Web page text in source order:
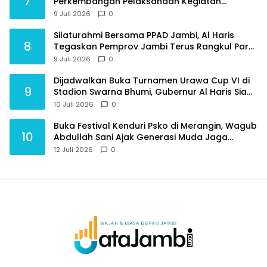
Pembangunan Triwulan II TA 2026
9 Juli 2026 0
8
Silaturahmi Bersama PPAD Jambi, Al Haris
Tegaskan Pemprov Jambi Terus Rangkul Para
Purnawirawan
9 Juli 2026 0
9
Dijadwalkan Buka Turnamen Urawa Cup VI di
Stadion Swarna Bhumi, Gubernur Al Haris Siap
Berlaga Lawan Tim Urawa
10 Juli 2026 0
10
Buka Festival Kenduri Psko di Merangin, Wagub
Abdullah Sani Ajak Generasi Muda Jaga
Budaya dan Jauhi Narkoba
12 Juli 2026 0